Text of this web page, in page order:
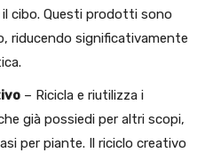
cibo. Questi prodotti sono
riducendo significativamente
– Ricicla e riutilizza i
già possiedi per altri scopi,
per piante. Il riciclo creativo